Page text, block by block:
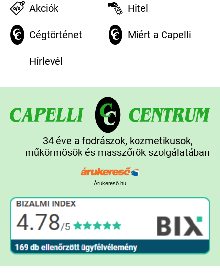
Akciók Hitel
Cégtörténet Miért a Capelli
Hírlevél
34 éve a fodrászok, kozmetikusok,
műkörmösök és masszőrök szolgálatában
Árukereső.hu